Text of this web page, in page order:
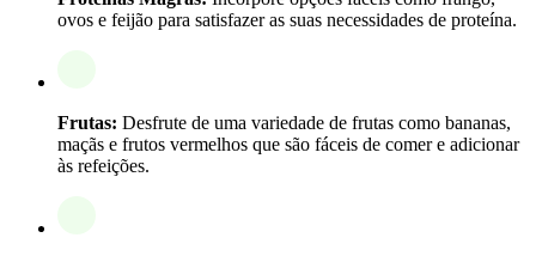
ovos e feijão para satisfazer as suas necessidades de proteína.
Frutas: Desfrute de uma variedade de frutas como bananas,
maçãs e frutos vermelhos que são fáceis de comer e adicionar
às refeições.